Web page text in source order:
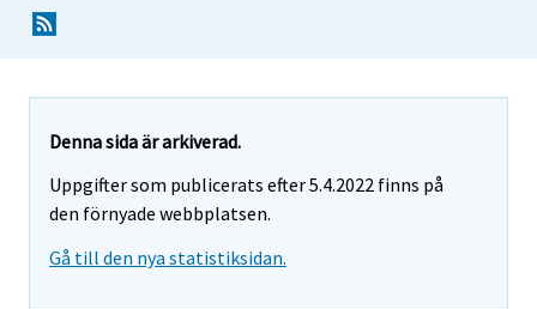
Denna sida är arkiverad.
Uppgifter som publicerats efter 5.4.2022 finns på
den förnyade webbplatsen.
Gå till den nya statistiksidan.